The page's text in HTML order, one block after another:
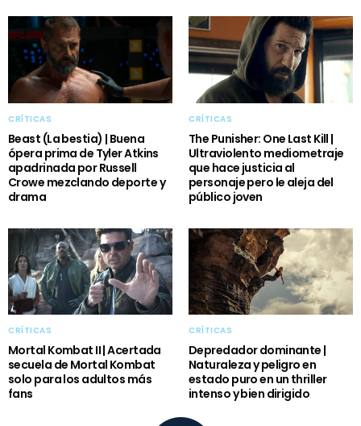
CRÍTICAS
Beast (La bestia) | Buena
ópera prima de Tyler Atkins
apadrinada por Russell
Crowe mezclando deporte y
drama
CRÍTICAS
The Punisher: One Last Kill |
Ultraviolento mediometraje
que hace justicia al
personaje pero le aleja del
público joven
CRÍTICAS
Mortal Kombat II | Acertada
secuela de Mortal Kombat
solo para los adultos más
fans
CRÍTICAS
Depredador dominante |
Naturaleza y peligro en
estado puro en un thriller
intenso y bien dirigido